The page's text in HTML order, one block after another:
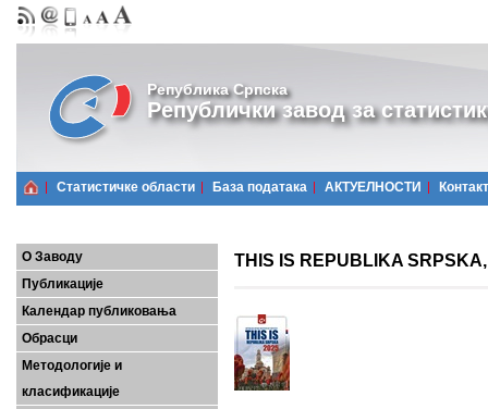
Република Српска
Републички завод за
Статистичке области Базa података АКТУЕЛНОСТИ Контакт
О Заводу
Публикације
Календар публиковања
Обрасци
Методологије и
класификације
THIS IS REPUBLIKA